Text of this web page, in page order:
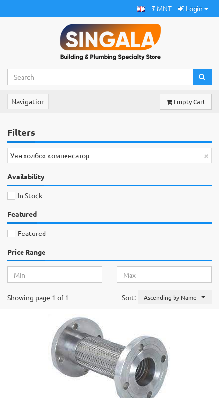
₮ MNT Login
Navigation Empty Cart
Filters
×
Уян холбох компенсатор
Availability
In Stock
Featured
Featured
Price Range
Sort: Ascending by Name
Showing page 1 of 1